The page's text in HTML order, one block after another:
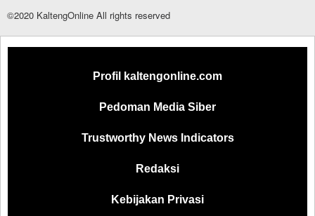
©2020 KaltengOnline All rights reserved
Profil kaltengonline.com
Pedoman Media Siber
Trustworthy News Indicators
Redaksi
Kebijakan Privasi